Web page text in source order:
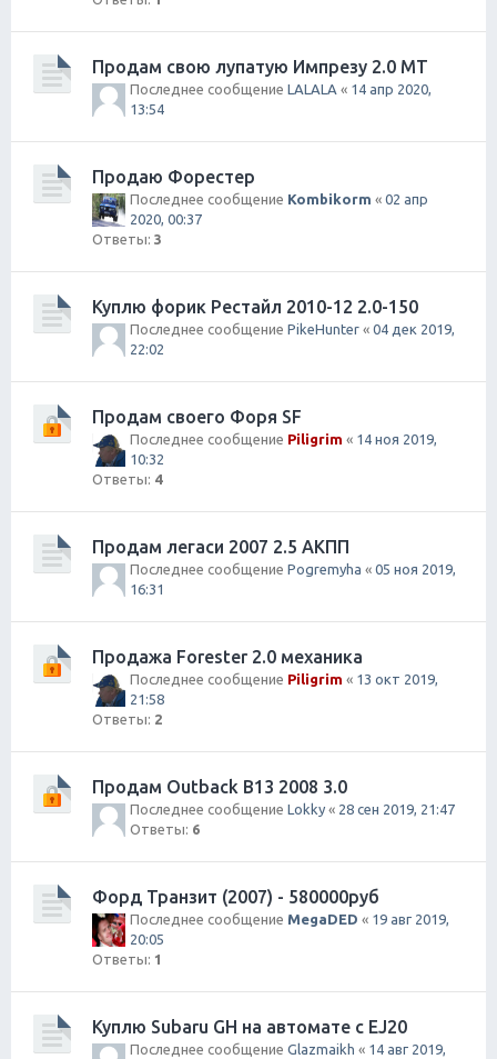
Продам свою лупатую Импрезу 2.0 МТ
Последнее сообщение LALALA « 14 апр 2020,
13:54
Продаю Форестер
Последнее сообщение Kombikorm « 02 апр
2020, 00:37
Ответы: 3
Куплю форик Рестайл 2010-12 2.0-150
Последнее сообщение PikeHunter « 04 дек 2019,
22:02
Продам своего Форя SF
Последнее сообщение Piligrim « 14 ноя 2019,
10:32
Ответы: 4
Продам легаси 2007 2.5 АКПП
Последнее сообщение Pogremyha « 05 ноя 2019,
16:31
Продажа Forester 2.0 механика
Последнее сообщение Piligrim « 13 окт 2019,
21:58
Ответы: 2
Продам Outback B13 2008 3.0
Последнее сообщение Lokky « 28 сен 2019, 21:47
Ответы: 6
Форд Транзит (2007) - 580000руб
Последнее сообщение MegaDED « 19 авг 2019,
20:05
Ответы: 1
Куплю Subaru GH на автомате с EJ20
Последнее сообщение Glazmaikh « 14 авг 2019,